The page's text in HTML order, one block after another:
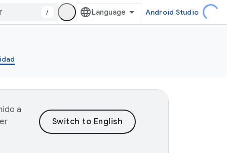
/ Android Studio
a